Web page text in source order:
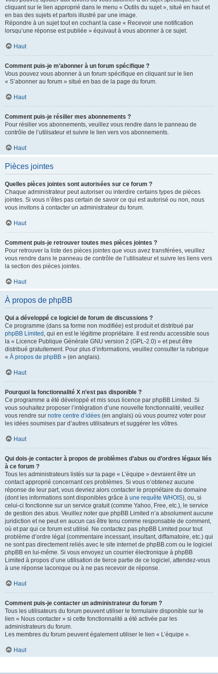
cliquant sur le lien approprié dans le menu « Outils du sujet », situé en haut et
en bas des sujets et parfois illustré par une image.
Répondre à un sujet tout en cochant la case « Recevoir une notification
lorsqu’une réponse est publiée » équivaut à vous abonner à ce sujet.
Haut
Comment puis-je m’abonner à un forum spécifique ?
Vous pouvez vous abonner à un forum spécifique en cliquant sur le lien
« S’abonner au forum » situé en bas de la page du forum.
Haut
Comment puis-je résilier mes abonnements ?
Pour résilier vos abonnements, veuillez vous rendre dans le panneau de
contrôle de l’utilisateur et suivre le lien vers vos abonnements.
Haut
Pièces jointes
Quelles pièces jointes sont autorisées sur ce forum ?
Chaque administrateur peut autoriser ou interdire certains types de pièces
jointes. Si vous n’êtes pas certain de savoir ce qui est autorisé ou non, nous
vous invitons à contacter un administrateur du forum.
Haut
Comment puis-je retrouver toutes mes pièces jointes ?
Pour retrouver la liste des pièces jointes que vous avez transférées, veuillez
vous rendre dans le panneau de contrôle de l’utilisateur et suivre les liens vers
la section des pièces jointes.
Haut
À propos de phpBB
Qui a développé ce logiciel de forum de discussions ?
Ce programme (dans sa forme non modifiée) est produit et distribué par
phpBB Limited , qui en est le légitime propriétaire. Il est rendu accessible sous
la « Licence Publique Générale GNU version 2 (GPL-2.0) » et peut être
distribué gratuitement. Pour plus d’informations, veuillez consulter la rubrique
« À propos de phpBB » (en anglais).
Haut
Pourquoi la fonctionnalité X n’est pas disponible ?
Ce programme a été développé et mis sous licence par phpBB Limited. Si
vous souhaitez proposer l’intégration d’une nouvelle fonctionnalité, veuillez
vous rendre sur notre centre d’idées (en anglais) où vous pourrez voter pour
les idées soumises par d’autres utilisateurs et suggérer les vôtres.
Haut
Qui dois-je contacter à propos de problèmes d’abus ou d’ordres légaux liés
à ce forum ?
Tous les administrateurs listés sur la page « L’équipe » devraient être un
contact approprié concernant ces problèmes. Si vous n’obtenez aucune
réponse de leur part, vous devriez alors contacter le propriétaire du domaine
(dont les informations sont disponibles grâce à une requête WHOIS), ou, si
celui-ci fonctionne sur un service gratuit (comme Yahoo, Free, etc.), le service
de gestion des abus. Veuillez noter que phpBB Limited n’a absolument aucune
juridiction et ne peut en aucun cas être tenu comme responsable de comment,
où et par qui ce forum est utilisé. Ne contactez pas phpBB Limited pour tout
problème d’ordre légal (commentaire incessant, insultant, diffamatoire, etc.) qui
ne sont pas directement reliés avec le site internet de phpBB.com ou le logiciel
phpBB en lui-même. Si vous envoyez un courrier électronique à phpBB
Limited à propos d’une utilisation de tierce partie de ce logiciel, attendez-vous
à une réponse laconique ou à ne pas recevoir de réponse.
Haut
Comment puis-je contacter un administrateur du forum ?
Tous les utilisateurs du forum peuvent utiliser le formulaire disponible sur le
lien « Nous contacter » si cette fonctionnalité a été activée par les
administrateurs du forum.
Les membres du forum peuvent également utiliser le lien « L’équipe ».
Haut